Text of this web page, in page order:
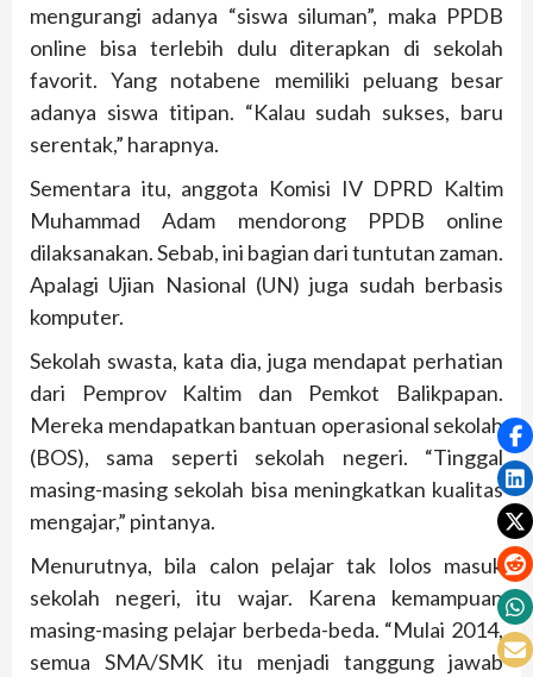
mengurangi adanya “siswa siluman”, maka PPDB
online bisa terlebih dulu diterapkan di sekolah
favorit. Yang notabene memiliki peluang besar
adanya siswa titipan. “Kalau sudah sukses, baru
serentak,” harapnya.
Sementara itu, anggota Komisi IV DPRD Kaltim
Muhammad Adam mendorong PPDB online
dilaksanakan. Sebab, ini bagian dari tuntutan zaman.
Apalagi Ujian Nasional (UN) juga sudah berbasis
komputer.
Sekolah swasta, kata dia, juga mendapat perhatian
dari Pemprov Kaltim dan Pemkot Balikpapan.
Mereka mendapatkan bantuan operasional sekolah
(BOS), sama seperti sekolah negeri. “Tinggal
masing-masing sekolah bisa meningkatkan kualitas
mengajar,” pintanya.
Menurutnya, bila calon pelajar tak lolos masuk
sekolah negeri, itu wajar. Karena kemampuan
masing-masing pelajar berbeda-beda. “Mulai 2014,
semua SMA/SMK itu menjadi tanggung jawab